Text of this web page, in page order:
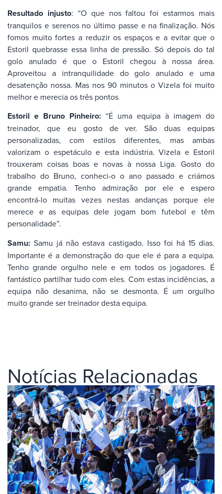
Resultado injusto: “O que nos faltou foi estarmos mais
tranquilos e serenos no último passe e na finalização. Nós
fomos muito fortes a reduzir os espaços e a evitar que o
Estoril quebrasse essa linha de pressão. Só depois do tal
golo anulado é que o Estoril chegou à nossa área.
Aproveitou a intranquilidade do golo anulado e uma
desatenção nossa. Mas nos 90 minutos o Vizela foi muito
melhor e merecia os três pontos
Estoril e Bruno Pinheiro: “É uma equipa à imagem do
treinador, que eu gosto de ver. São duas equipas
personalizadas, com estilos diferentes, mas ambas
valorizam o espetáculo e esta indústria. Vizela e Estoril
trouxeram coisas boas e novas à nossa Liga. Gosto do
trabalho do Bruno, conheci-o o ano passado e criámos
grande empatia. Tenho admiração por ele e espero
encontrá-lo muitas vezes nestas andanças porque ele
merece e as equipas dele jogam bom futebol e têm
personalidade”.
Samu: Samu já não estava castigado. Isso foi há 15 dias.
Importante é a demonstração do que ele é para a equipa.
Tenho grande orgulho nele e em todos os jogadores. É
fantástico partilhar tudo com eles. Com estas incidências, a
equipa não desanima, não se desmonta. É um orgulho
muito grande ser treinador desta equipa.
Notícias Relacionadas